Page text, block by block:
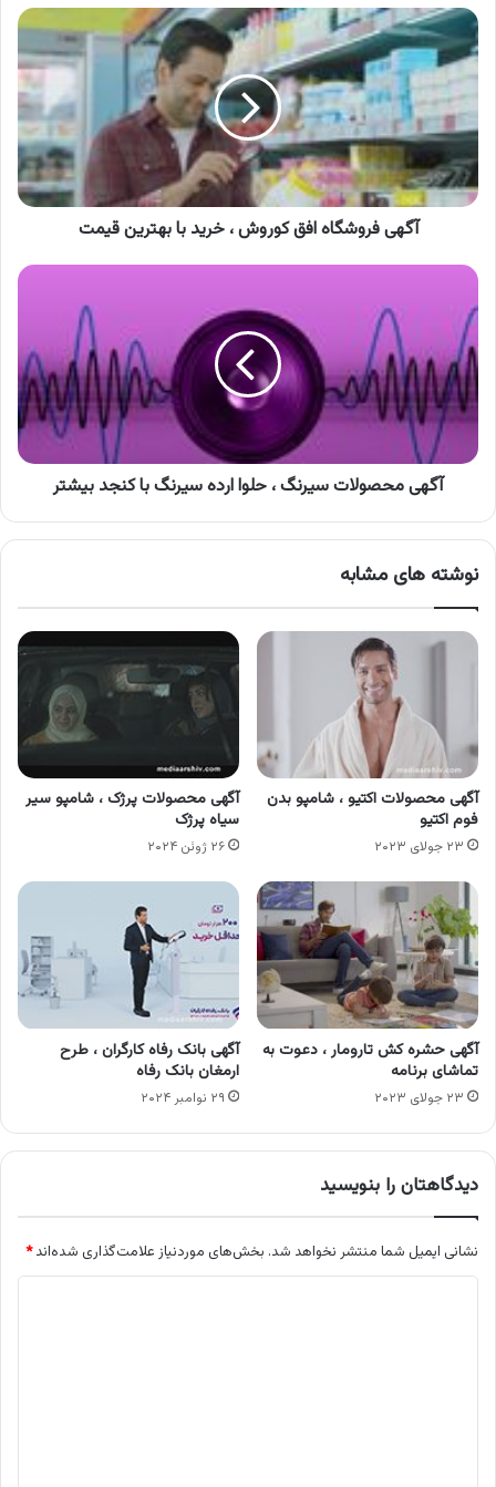
آگهی
فروشگاه
افق
کوروش
،
خرید
با
بهترین
قیمت
آگهی فروشگاه افق کوروش ، خرید با بهترین قیمت
آگهی
سیرنگ
،
حلوا
ارده
سیرنگ
کنجد
آگهی محصولات سیرنگ ، حلوا ارده سیرنگ با کنجد بیشتر
نوشته های مشابه
آگهی محصولات اکتیو ، شامپو بدن
فوم اکتیو
۲۳ جولای ۲۰۲۳
آگهی محصولات پرژک ، شامپو سیر
سیاه پرژک
۲۶ ژوئن ۲۰۲۴
آگهی حشره کش تارومار ، دعوت به
تماشای برنامه
۲۳ جولای ۲۰۲۳
آگهی بانک رفاه کارگران ، طرح
ارمغان بانک رفاه
۲۹ نوامبر ۲۰۲۴
دیدگاهتان را بنویسید
نشانی ایمیل شما منتشر نخواهد شد. بخش‌های موردنیاز علامت‌گذاری شده‌اند*